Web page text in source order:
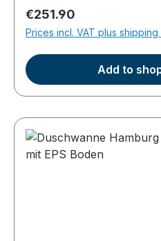
Dusche ca. 5,5cm - mit
zum direkten Aufkleben
Fußgestelle einsetzbar) - Ablaufgarnitur für
Duschwannen DN 90mm
Abdeckplatte und
Deutscher Hersteller - Styroporträger passend
zu der Duschwanne -
Gesamthöhe Dusche +
Regular price:
€251.90
Prices incl. VAT plus shipping
Add to